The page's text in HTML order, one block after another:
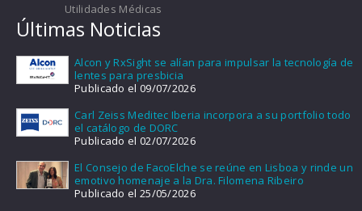
Utilidades Médicas
Últimas Noticias
Alcon y RxSight se alían para impulsar la tecnología de
lentes para presbicia
Publicado el 09/07/2026
Carl Zeiss Meditec Iberia incorpora a su portfolio todo
el catálogo de DORC
Publicado el 02/07/2026
El Consejo de FacoElche se reúne en Lisboa y rinde un
emotivo homenaje a la Dra. Filomena Ribeiro
Publicado el 25/05/2026